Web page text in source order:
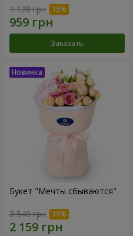
1 128 грн
Заказать
Букет "Мечты сбываются"
2 540 грн